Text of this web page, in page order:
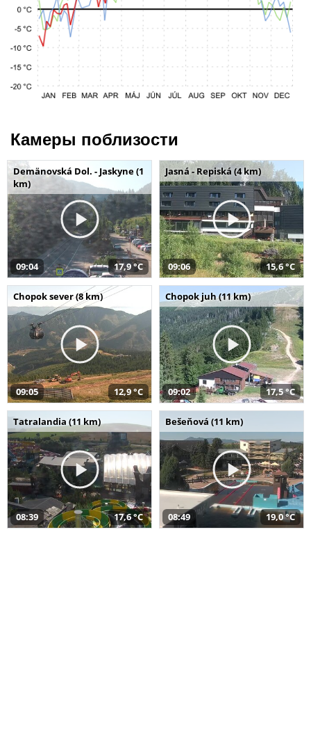
Камеры поблизости
Demänovská Dol. - Jaskyne (1
km)
09:04 17,9 °C
Jasná - Repiská (4 km)
09:06 15,6 °C
Chopok sever (8 km)
09:05 12,9 °C
Chopok juh (11 km)
09:02 17,5 °C
Tatralandia (11 km)
08:39 17,6 °C
Bešeňová (11 km)
08:49 19,0 °C